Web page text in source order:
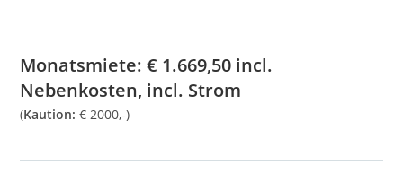
Monatsmiete:€ 1.669,50 incl.
Nebenkosten, incl. Strom
(Kaution:€ 2000,-)